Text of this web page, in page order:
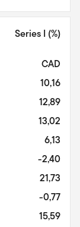
Series I (%)
CAD
10,16
12,89
13,02
6,13
-2,40
21,73
-0,77
15,59